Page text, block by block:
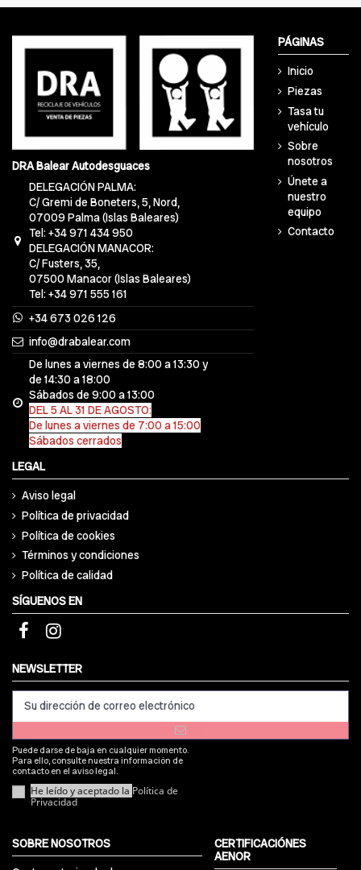
DRA Balear Autodesguaces
DELEGACIÓN PALMA:
C/ Gremi de Boneters, 5, Nord,
07009 Palma (Islas Baleares)
Tel: +34 971 434 950
DELEGACIÓN MANACOR:
C/ Fusters, 35,
07500 Manacor (Islas Baleares)
Tel: +34 971 555 161
+34 673 026 126
info@drabalear.com
De lunes a viernes de 8:00 a 13:30 y
de 14:30 a 18:00
Sábados de 9:00 a 13:00
DEL 5 AL 31 DE AGOSTO:
De lunes a viernes de 7:00 a 15:00
Sábados cerrados
PÁGINAS
Inicio
Piezas
Tasa tu
vehículo
Sobre
nosotros
Únete a
nuestro
equipo
Contacto
LEGAL
Aviso legal
Política de privacidad
Política de cookies
Términos y condiciones
Política de calidad
SÍGUENOS EN
NEWSLETTER
Puede darse de baja en cualquier momento.
Para ello, consulte nuestra información de
contacto en el aviso legal.
He leído y aceptado la Política de
Privacidad
SOBRE NOSOTROS
CERTIFICACIÓNES
AENOR